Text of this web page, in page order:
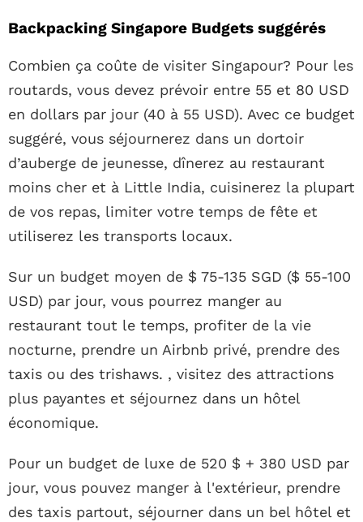
Backpacking Singapore Budgets suggérés
Combien ça coûte de visiter Singapour? Pour les
routards, vous devez prévoir entre 55 et 80 USD
en dollars par jour (40 à 55 USD). Avec ce budget
suggéré, vous séjournerez dans un dortoir
d’auberge de jeunesse, dînerez au restaurant
moins cher et à Little India, cuisinerez la plupart
de vos repas, limiter votre temps de fête et
utiliserez les transports locaux.
Sur un budget moyen de $ 75-135 SGD ($ 55-100
USD) par jour, vous pourrez manger au
restaurant tout le temps, profiter de la vie
nocturne, prendre un Airbnb privé, prendre des
taxis ou des trishaws. , visitez des attractions
plus payantes et séjournez dans un hôtel
économique.
Pour un budget de luxe de 520 $ + 380 USD par
jour, vous pouvez manger à l'extérieur, prendre
des taxis partout, séjourner dans un bel hôtel et